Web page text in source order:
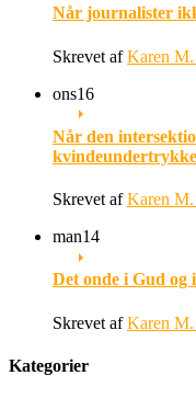
Når journalister
Skrevet afKaren M.
ons16
Når den
Skrevet afKaren M.
man14
Det onde i Gud og
Skrevet afKaren M.
Kategorier